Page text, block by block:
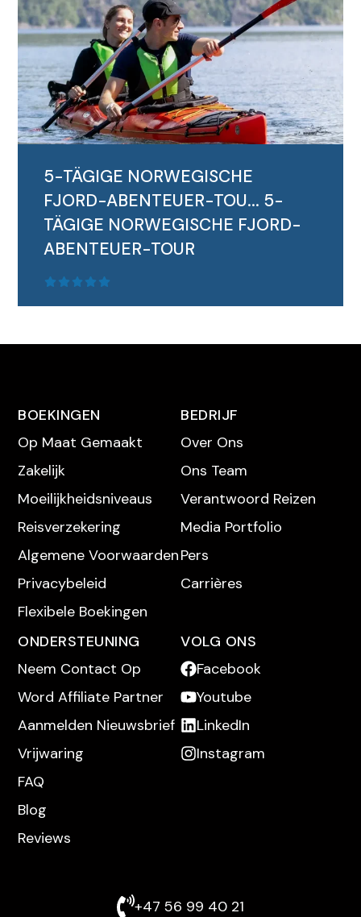
5-TÄGIGE NORWEGISCHE
FJORD-ABENTEUER-TOU... 5-
TÄGIGE NORWEGISCHE FJORD-
ABENTEUER-TOUR
Abenteuerpaket von O...
MEHR LESEN
BOEKINGEN
Op Maat Gemaakt
Zakelijk
Moeilijkheidsniveaus
Reisverzekering
Algemene Voorwaarden
Privacybeleid
Flexibele Boekingen
BEDRIJF
Over Ons
Ons Team
Verantwoord Reizen
Media Portfolio
Pers
Carrières
ONDERSTEUNING
Neem Contact Op
Word Affiliate Partner
Aanmelden Nieuwsbrief
Vrijwaring
FAQ
Blog
Reviews
VOLG ONS
Facebook
Youtube
LinkedIn
Instagram
+47 56 99 40 21